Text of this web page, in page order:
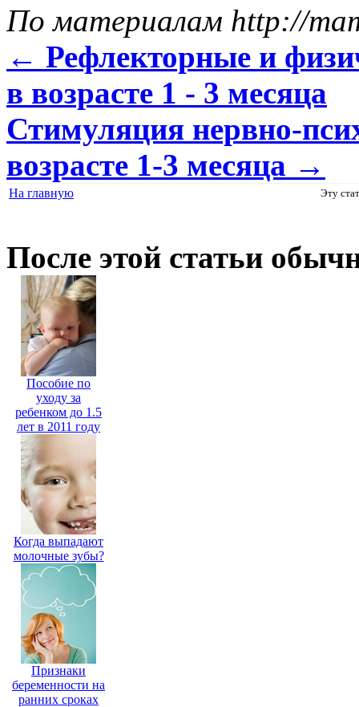
По материалам http://
← Рефлекторные и
в возрасте 1 - 3 месяца
Стимуляция нервно-
возрасте 1-3 месяца →
На главную Эту
После этой статьи
Пособие по
уходу за
ребенком до 1.5
лет в 2011 году
Когда выпадают
молочные зубы?
Признаки
беременности на
ранних сроках